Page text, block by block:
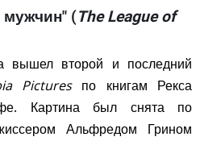
мужчин" (The League of
вышел второй и последний
Picturesпо книгам Рекса
Картина был снята по
Альфредом Грином